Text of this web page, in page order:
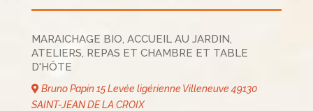
MARAICHAGE BIO, ACCUEIL AU JARDIN,
ATELIERS, REPAS ET CHAMBRE ET TABLE
D'HÔTE
Bruno Papin 15 Levée ligérienne Villeneuve 49130
SAINT-JEAN DE LA CROIX